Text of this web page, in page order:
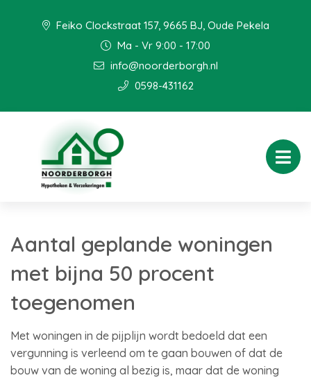
Feiko Clockstraat 157, 9665 BJ, Oude Pekela
Ma - Vr 9:00 - 17:00
info@noorderborgh.nl
0598-431162
Aantal geplande woningen
met bijna 50 procent
toegenomen
Met woningen in de pijplijn wordt bedoeld dat een
vergunning is verleend om te gaan bouwen of dat de
bouw van de woning al bezig is, maar dat de woning